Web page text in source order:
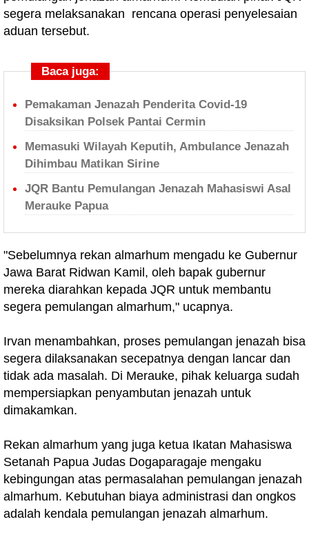
segera melaksanakan rencana operasi penyelesaian
aduan tersebut.
Baca juga:
Pemakaman Jenazah Penderita Covid-19
Disaksikan Polsek Pantai Cermin
Memasuki Wilayah Keputih, Ambulance Jenazah
Dihimbau Matikan Sirine
JQR Bantu Pemulangan Jenazah Mahasiswi Asal
Merauke Papua
"Sebelumnya rekan almarhum mengadu ke Gubernur
Jawa Barat Ridwan Kamil, oleh bapak gubernur
mereka diarahkan kepada JQR untuk membantu
segera pemulangan almarhum," ucapnya.
Irvan menambahkan, proses pemulangan jenazah bisa
segera dilaksanakan secepatnya dengan lancar dan
tidak ada masalah. Di Merauke, pihak keluarga sudah
mempersiapkan penyambutan jenazah untuk
dimakamkan.
Rekan almarhum yang juga ketua Ikatan Mahasiswa
Setanah Papua Judas Dogaparagaje mengaku
kebingungan atas permasalahan pemulangan jenazah
almarhum. Kebutuhan biaya administrasi dan ongkos
adalah kendala pemulangan jenazah almarhum.